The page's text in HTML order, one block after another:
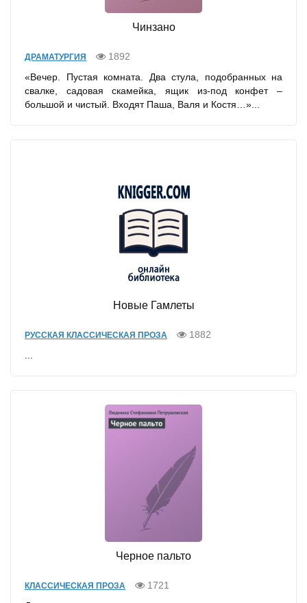
Чинзано
ДРАМАТУРГИЯ
1892
«Вечер. Пустая комната. Два стула, подобранных на
свалке, садовая скамейка, ящик из-под конфет –
большой и чистый. Входят Паша, Валя и Костя…»...
Новые Гамлеты
РУССКАЯ КЛАССИЧЕСКАЯ ПРОЗА
1882
Черное пальто
КЛАССИЧЕСКАЯ ПРОЗА
1721